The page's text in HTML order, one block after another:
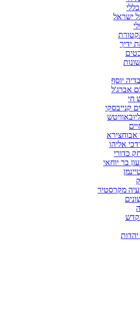
ישראל
ידיך
יוסף
אברג'ל
חי
קנייבסקי
אבוחצירא
אליהו
כדורי
בר יוחאי
מקרסטיר